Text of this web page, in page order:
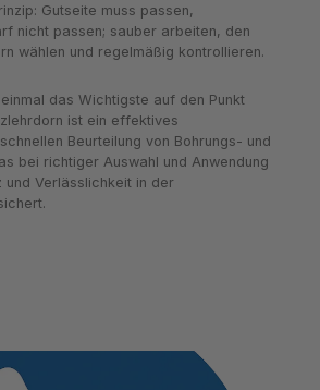
Gutseite muss passen,
nicht passen; sauber arbeiten, den
wählen und regelmäßig kontrollieren.
das Wichtigste auf den Punkt
ist ein effektives
Beurteilung von Bohrungs- und
bei richtiger Auswahl und Anwendung
und Verlässlichkeit in der